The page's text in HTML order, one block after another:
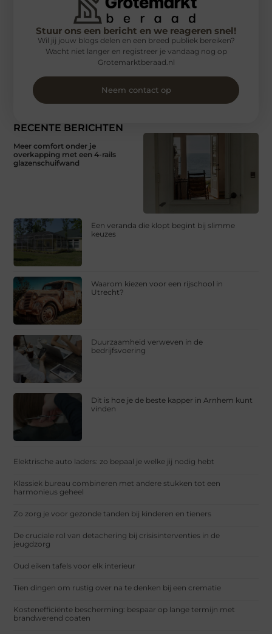
RECENTE BERICHTEN
Meer comfort onder je
overkapping met een 4-rails
glazenschuifwand
Een veranda die klopt begint bij slimme
keuzes
Waarom kiezen voor een rijschool in
Utrecht?
Duurzaamheid verweven in de
bedrijfsvoering
Dit is hoe je de beste kapper in Arnhem kunt
vinden
Elektrische auto laders: zo bepaal je welke jij nodig hebt
Klassiek bureau combineren met andere stukken tot een
harmonieus geheel
Zo zorg je voor gezonde tanden bij kinderen en tieners
De cruciale rol van detachering bij crisisinterventies in de
jeugdzorg
Oud eiken tafels voor elk interieur
Tien dingen om rustig over na te denken bij een crematie
Kostenefficiënte bescherming: bespaar op lange termijn met
brandwerend coaten
Stuur ons een bericht en we reageren snel!
Wil jij jouw blogs delen en een breed publiek bereiken?
Wacht niet langer en registreer je vandaag nog op
Grotemarktberaad.nl
Neem contact op